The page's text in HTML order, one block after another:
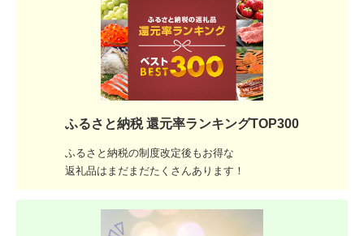
ふるさと納税 還元率ランキングTOP300
ふるさと納税の制度改定後もお得な
返礼品はまだまだたくさんあります！